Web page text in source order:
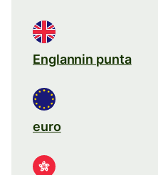
Englannin punta
euro